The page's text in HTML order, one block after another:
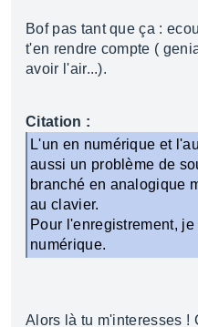
Bof pas tant que ça :
t'en rendre compte (
avoir l'air...).
Citation :
L'un en numérique et
aussi un problème de
branché en analogique
au clavier.
Pour l'enregistrement,
numérique.
Alors là tu m'interesses !